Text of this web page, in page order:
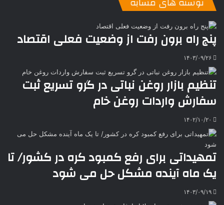
ن
ر
س
a
e
م
پنج راه برون رفت از وضعیت فعلی اقتصاد
۱۴۰۳/۰۹/۲۶
تنظیم بازار روغن نباتی در گرو تسریع ثبت
سفارش واردات روغن خام
۱۴۰۲/۱۰/۲۰
تمهیداتی برای رفع کمبود کره در کشور/ تا
یک ماه آینده مشکل حل می شود
۱۴۰۳/۰۹/۱۹